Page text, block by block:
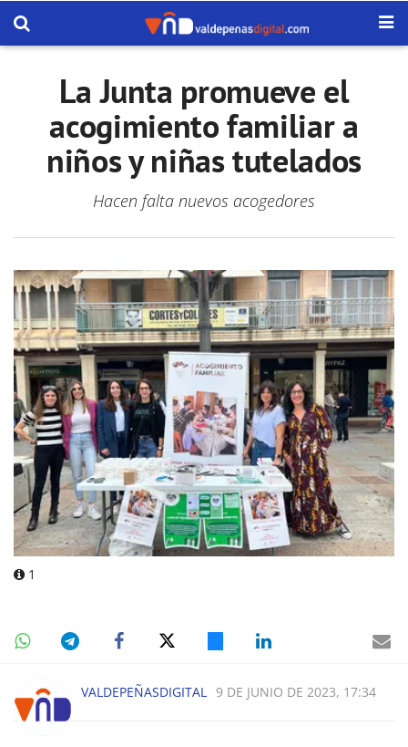
La Junta promueve el
acogimiento familiar a
niños y niñas tutelados
Hacen falta nuevos acogedores
1
VALDEPEÑASDIGITAL 9 DE JUNIO DE 2023, 17:34